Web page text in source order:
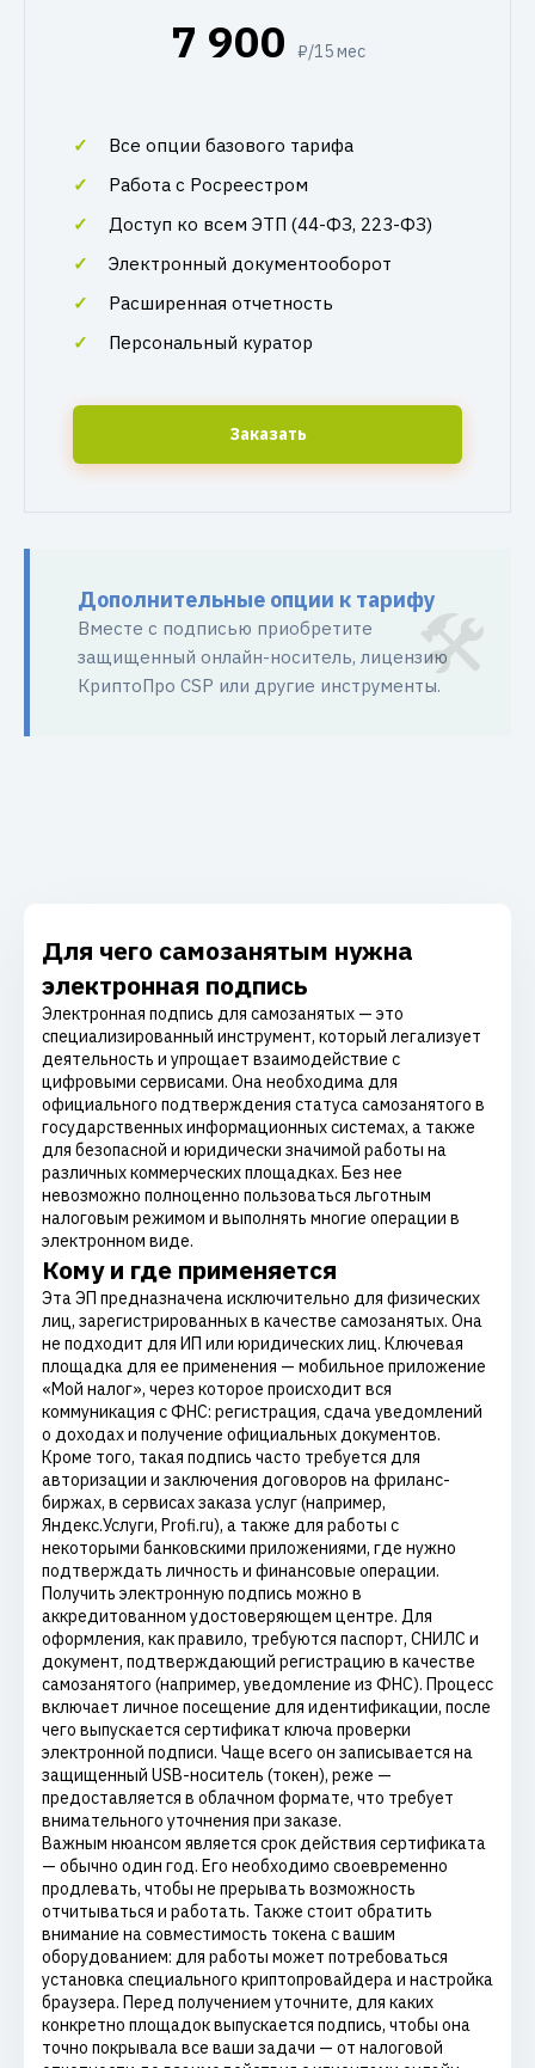
7 900 ₽/15 мес
Все опции базового тарифа
Работа с Росреестром
Доступ ко всем ЭТП (44-ФЗ, 223-ФЗ)
Электронный документооборот
Расширенная отчетность
Персональный куратор
Заказать
Дополнительные опции к тарифу
Вместе с подписью приобретите
защищенный онлайн-носитель, лицензию
КриптоПро CSP или другие инструменты.
Для чего самозанятым нужна
электронная подпись
Электронная подпись для самозанятых — это
специализированный инструмент, который легализует
деятельность и упрощает взаимодействие с
цифровыми сервисами. Она необходима для
официального подтверждения статуса самозанятого в
государственных информационных системах, а также
для безопасной и юридически значимой работы на
различных коммерческих площадках. Без нее
невозможно полноценно пользоваться льготным
налоговым режимом и выполнять многие операции в
электронном виде.
Кому и где применяется
Эта ЭП предназначена исключительно для физических
лиц, зарегистрированных в качестве самозанятых. Она
не подходит для ИП или юридических лиц. Ключевая
площадка для ее применения — мобильное приложение
«Мой налог», через которое происходит вся
коммуникация с ФНС: регистрация, сдача уведомлений
о доходах и получение официальных документов.
Кроме того, такая подпись часто требуется для
авторизации и заключения договоров на фриланс-
биржах, в сервисах заказа услуг (например,
Яндекс.Услуги, Profi.ru), а также для работы с
некоторыми банковскими приложениями, где нужно
подтверждать личность и финансовые операции.
Получить электронную подпись можно в
аккредитованном удостоверяющем центре. Для
оформления, как правило, требуются паспорт, СНИЛС и
документ, подтверждающий регистрацию в качестве
самозанятого (например, уведомление из ФНС). Процесс
включает личное посещение для идентификации, после
чего выпускается сертификат ключа проверки
электронной подписи. Чаще всего он записывается на
защищенный USB-носитель (токен), реже —
предоставляется в облачном формате, что требует
внимательного уточнения при заказе.
Важным нюансом является срок действия сертификата
— обычно один год. Его необходимо своевременно
продлевать, чтобы не прерывать возможность
отчитываться и работать. Также стоит обратить
внимание на совместимость токена с вашим
оборудованием: для работы может потребоваться
установка специального криптопровайдера и настройка
браузера. Перед получением уточните, для каких
конкретно площадок выпускается подпись, чтобы она
точно покрывала все ваши задачи — от налоговой